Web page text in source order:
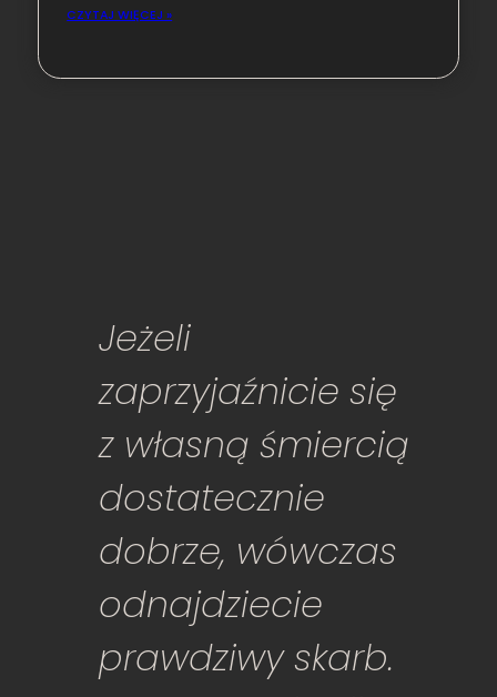
CZYTAJ WIĘCEJ »
Jeżeli
zaprzyjaźnicie się
z własną śmiercią
dostatecznie
dobrze, wówczas
odnajdziecie
prawdziwy skarb.